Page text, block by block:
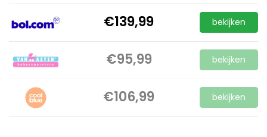
€95,99 bekijken
€106,99 bekijken
€139,99 bekijken